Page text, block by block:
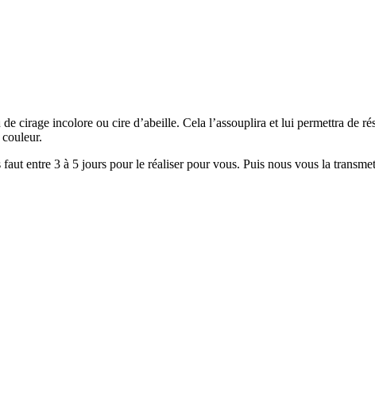
cirage incolore ou cire d’abeille. Cela l’assouplira et lui permettra de
entre 3 à 5 jours pour le réaliser pour vous. Puis nous vous la